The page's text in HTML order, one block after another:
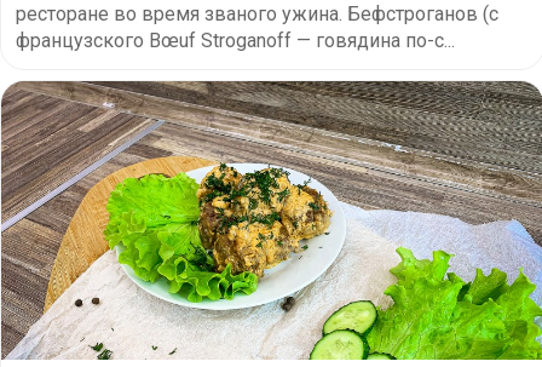
ресторане во время званого ужина. Бефстроганов (с
французского Bœuf Stroganoff — говядина по-с...